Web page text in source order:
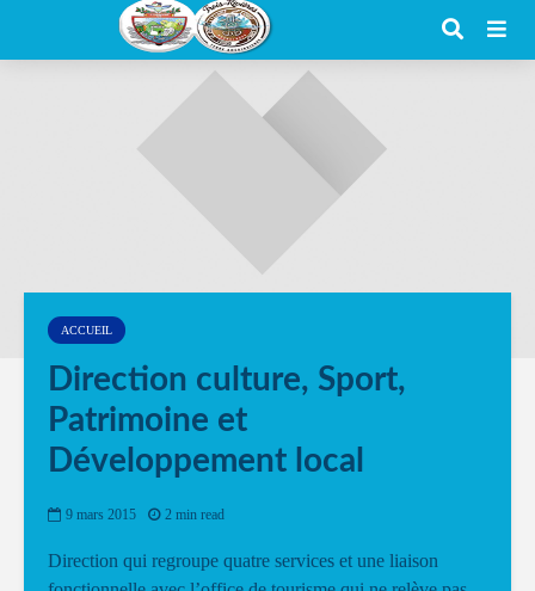
ACCUEIL
Direction culture, Sport,
Patrimoine et
Développement local
9 mars 2015 2 min read
Direction qui regroupe quatre services et une liaison